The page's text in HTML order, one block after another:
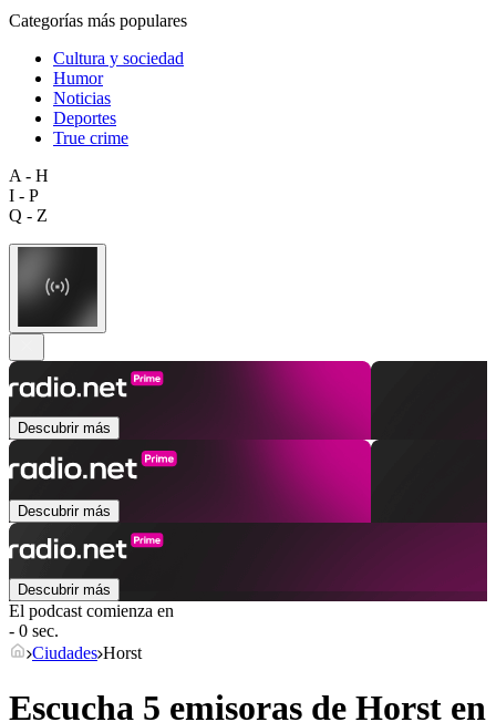
Categorías más populares
Cultura y sociedad
Humor
Noticias
Deportes
True crime
A - H
I - P
Q - Z
Descubrir más
Descubrir más
Descubrir más
El podcast comienza en
- 0 sec.
Ciudades Horst
Escucha 5 emisoras de Horst en